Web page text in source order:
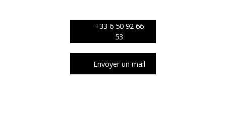
+33 6 50 92 66
53
Envoyer un mail